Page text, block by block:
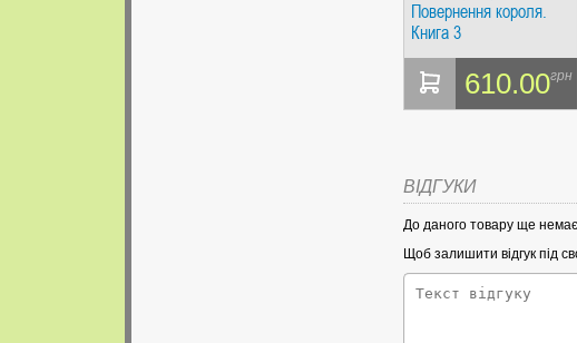
Повернення короля.
Книга 3
610.00грн
ВІДГУКИ
До даного товару ще
Щоб залишити відгук під